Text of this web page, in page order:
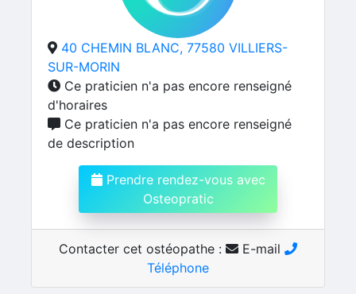
40 CHEMIN BLANC, 77580 VILLIERS-
SUR-MORIN
Ce praticien n'a pas encore renseigné
d'horaires
Ce praticien n'a pas encore renseigné
de description
Prendre rendez-vous avec
Osteopratic
Contacter cet ostéopathe :
E-mail
Téléphone